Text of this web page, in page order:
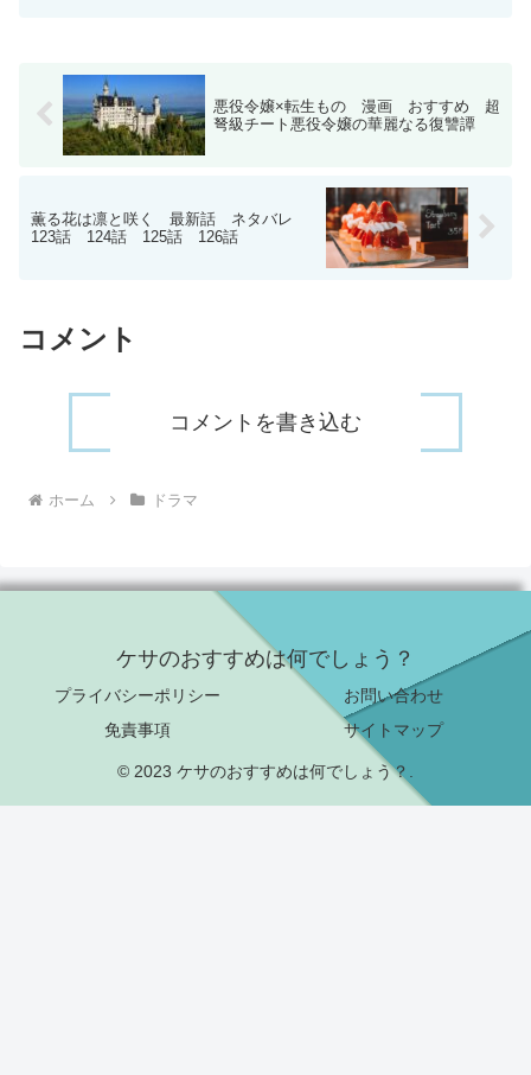
悪役令嬢×転生もの 漫画 おすすめ 超
弩級チート悪役令嬢の華麗なる復讐譚
薫る花は凛と咲く 最新話 ネタバレ
123話 124話 125話 126話
コメント
コメントを書き込む
ホーム ドラマ
ケサのおすすめは何でしょう？
プライバシーポリシー
お問い合わせ
免責事項
サイトマップ
© 2023 ケサのおすすめは何でしょう？.